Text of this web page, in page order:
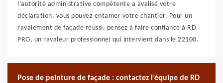
l’autorité administrative compétente a avalisé votre
déclaration, vous pouvez entamer votre chantier. Pour un
ravalement de façade réussi, pensez à faire confiance à RD
PRO, un ravaleur professionnel qui intervient dans le 22100.
Pose de peinture de façade : contactez l’équipe de RD